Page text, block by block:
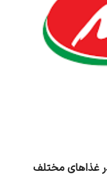
غذاهای مختلف